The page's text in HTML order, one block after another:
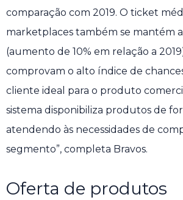
comparação com 2019. O ticket
marketplaces também se mantém
(aumento de 10% em relação a
comprovam o alto índice de
cliente ideal para o produto
sistema disponibiliza produtos de
atendendo às necessidades de
segmento”, completa Bravos.
Oferta de produtos